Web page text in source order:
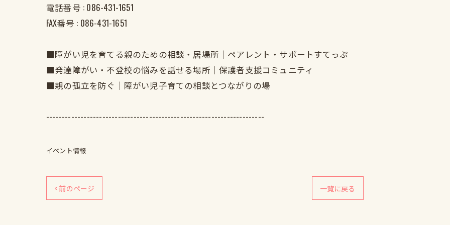
電話番号 : 086-431-1651
FAX番号 : 086-431-1651
■障がい児を育てる親のための相談・居場所｜ペアレント・サポートすてっぷ
■発達障がい・不登校の悩みを話せる場所｜保護者支援コミュニティ
■親の孤立を防ぐ｜障がい児子育ての相談とつながりの場
----------------------------------------------------------------------
イベント情報
< 前のページ 一覧に戻る